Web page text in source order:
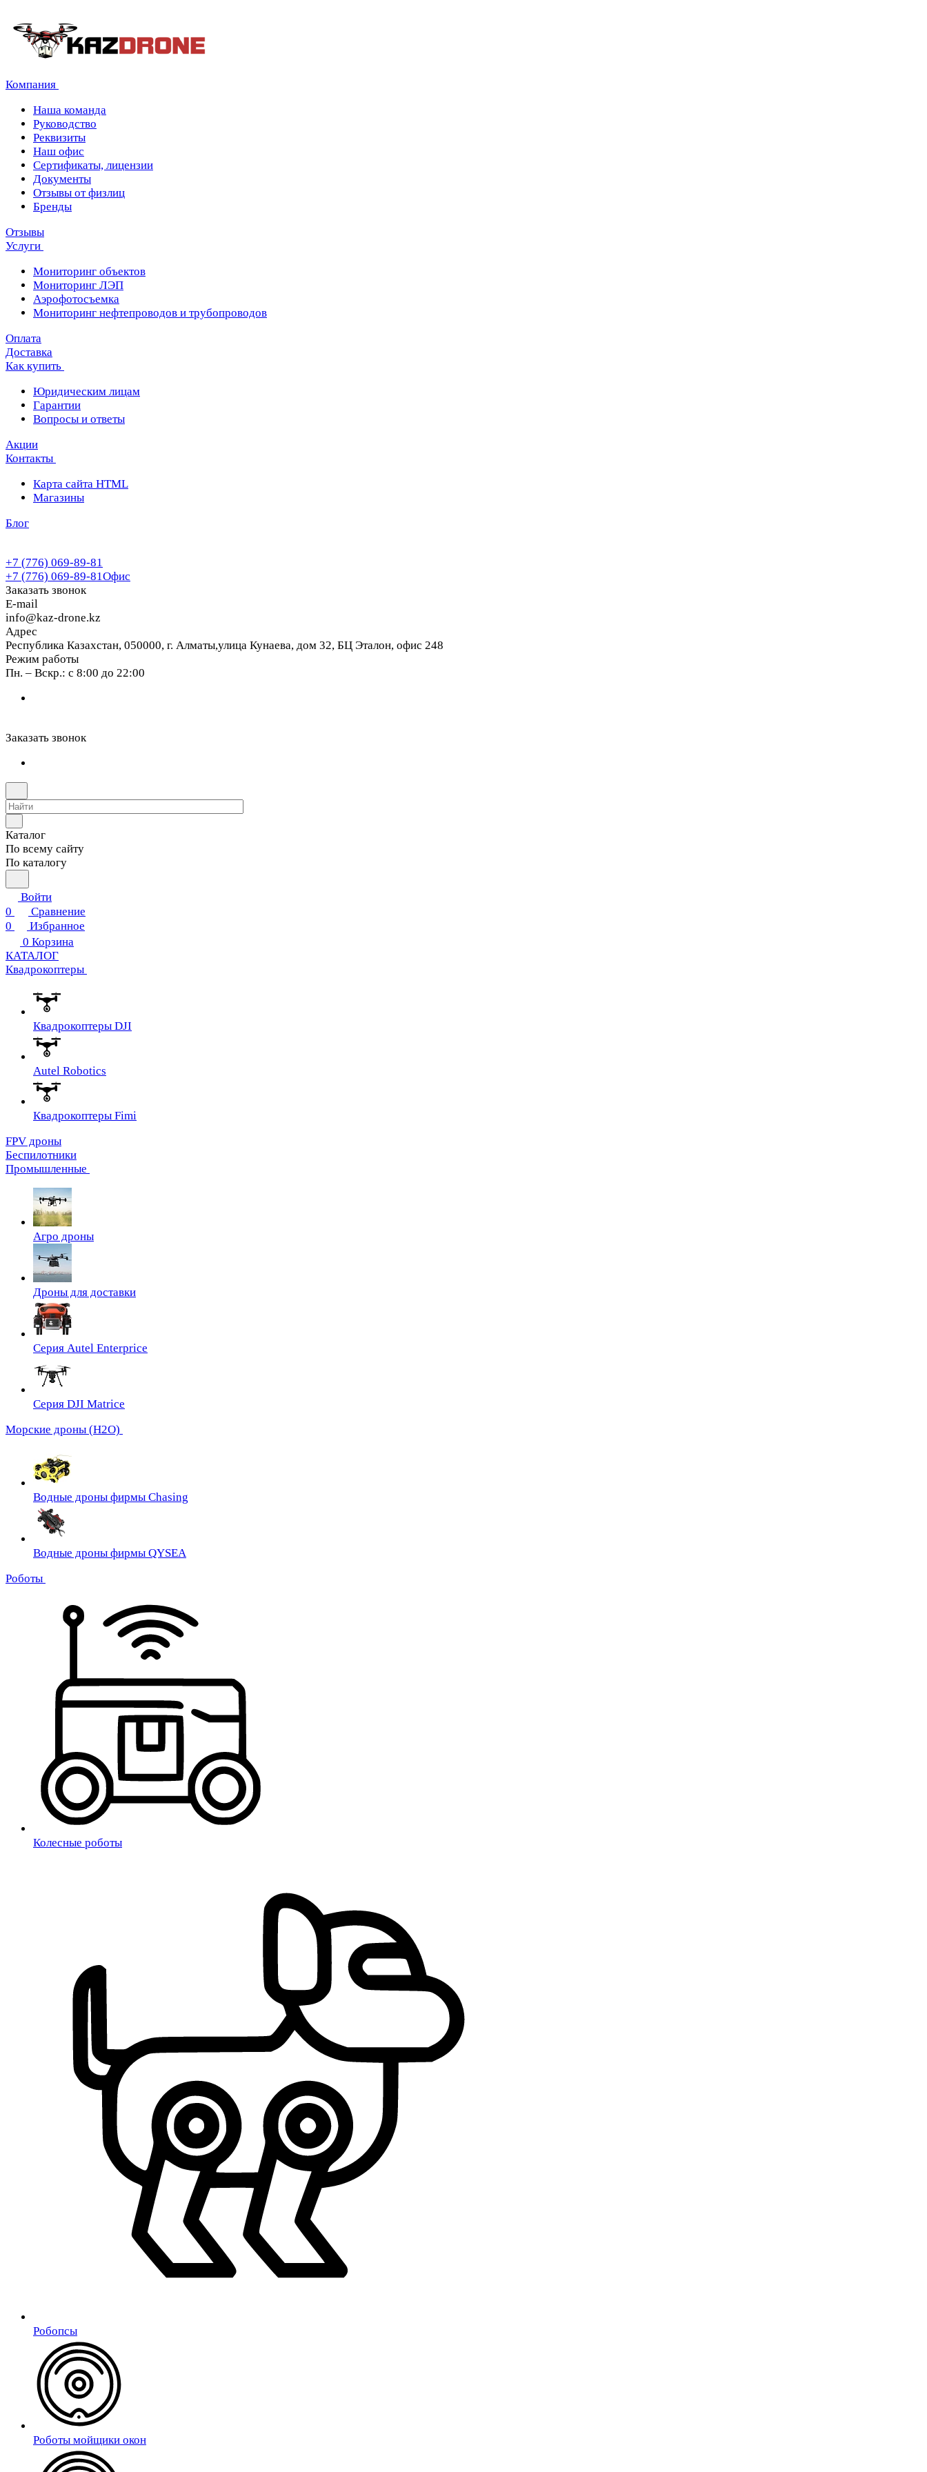
Компания
Наша команда
Руководство
Реквизиты
Наш офис
Сертификаты, лицензии
Документы
Отзывы от физлиц
Бренды
Отзывы
Услуги
Мониторинг объектов
Мониторинг ЛЭП
Аэрофотосъемка
Мониторинг нефтепроводов и трубопроводов
Оплата
Доставка
Как купить
Юридическим лицам
Гарантии
Вопросы и ответы
Акции
Контакты
Карта сайта HTML
Магазины
Блог
+7 (776) 069-89-81
+7 (776) 069-89-81Офис
Заказать звонок
E-mail
info@kaz-drone.kz
Адрес
Республика Казахстан, 050000, г. Алматы,улица Кунаева, дом 32, БЦ Эталон, офис 248
Режим работы
Пн. – Вскр.: с 8:00 до 22:00
Заказать звонок
Каталог
По всему сайту
По каталогу
Войти
0
Сравнение
0
Избранное
0 Корзина
КАТАЛОГ
Квадрокоптеры
Квадрокоптеры DJI
Autel Robotics
Квадрокоптеры Fimi
FPV дроны
Беспилотники
Промышленные
Агро дроны
Дроны для доставки
Серия Autel Enterprice
Серия DJI Matrice
Морские дроны (H2O)
Водные дроны фирмы Chasing
Водные дроны фирмы QYSEA
Роботы
Колесные роботы
Робопсы
Роботы мойщики окон